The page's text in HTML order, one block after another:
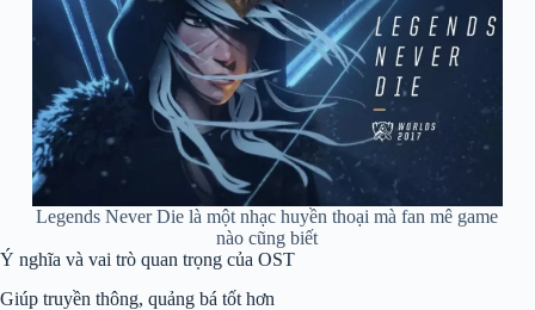
Legends Never Die là một nhạc huyền thoại mà fan mê game
nào cũng biết
Ý nghĩa và vai trò quan trọng của OST
Giúp truyền thông, quảng bá tốt hơn